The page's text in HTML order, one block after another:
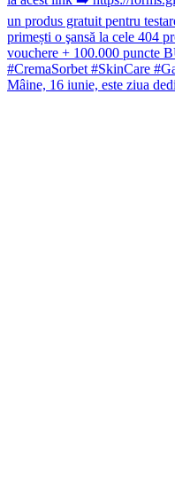
Mâine, 16 iunie, este ziua